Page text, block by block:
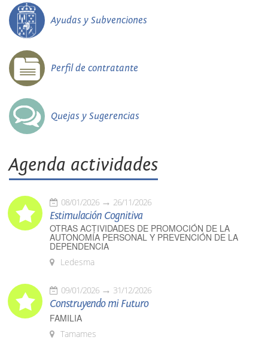
Ayudas y Subvenciones
Perfil de contratante
Quejas y Sugerencias
Agenda actividades
08/01/2026 26/11/2026
Estimulación Cognitiva
OTRAS ACTIVIDADES DE PROMOCIÓN DE LA
AUTONOMÍA PERSONAL Y PREVENCIÓN DE LA
DEPENDENCIA
Ledesma
09/01/2026 31/12/2026
Construyendo mi Futuro
FAMILIA
Tamames